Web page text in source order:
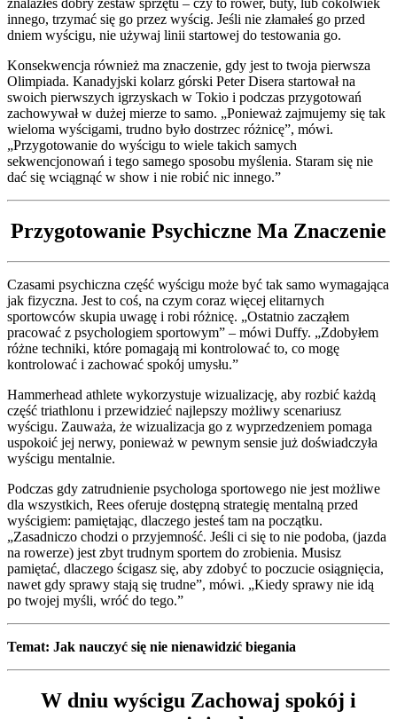
znalazłeś dobry zestaw sprzętu – czy to rower, buty, lub cokolwiek
innego, trzymać się go przez wyścig. Jeśli nie złamałeś go przed
dniem wyścigu, nie używaj linii startowej do testowania go.
Konsekwencja również ma znaczenie, gdy jest to twoja pierwsza
Olimpiada. Kanadyjski kolarz górski Peter Disera startował na
swoich pierwszych igrzyskach w Tokio i podczas przygotowań
zachowywał w dużej mierze to samo. „Ponieważ zajmujemy się tak
wieloma wyścigami, trudno było dostrzec różnicę”, mówi.
„Przygotowanie do wyścigu to wiele takich samych
sekwencjonowań i tego samego sposobu myślenia. Staram się nie
dać się wciągnąć w show i nie robić nic innego.”
Przygotowanie Psychiczne Ma Znaczenie
Czasami psychiczna część wyścigu może być tak samo wymagająca
jak fizyczna. Jest to coś, na czym coraz więcej elitarnych
sportowców skupia uwagę i robi różnicę. „Ostatnio zacząłem
pracować z psychologiem sportowym” – mówi Duffy. „Zdobyłem
różne techniki, które pomagają mi kontrolować to, co mogę
kontrolować i zachować spokój umysłu.”
Hammerhead athlete wykorzystuje wizualizację, aby rozbić każdą
część triathlonu i przewidzieć najlepszy możliwy scenariusz
wyścigu. Zauważa, że wizualizacja go z wyprzedzeniem pomaga
uspokoić jej nerwy, ponieważ w pewnym sensie już doświadczyła
wyścigu mentalnie.
Podczas gdy zatrudnienie psychologa sportowego nie jest możliwe
dla wszystkich, Rees oferuje dostępną strategię mentalną przed
wyścigiem: pamiętając, dlaczego jesteś tam na początku.
„Zasadniczo chodzi o przyjemność. Jeśli ci się to nie podoba, (jazda
na rowerze) jest zbyt trudnym sportem do zrobienia. Musisz
pamiętać, dlaczego ścigasz się, aby zdobyć to poczucie osiągnięcia,
nawet gdy sprawy stają się trudne”, mówi. „Kiedy sprawy nie idą
po twojej myśli, wróć do tego.”
Temat: Jak nauczyć się nie nienawidzić biegania
W dniu wyścigu Zachowaj spokój i